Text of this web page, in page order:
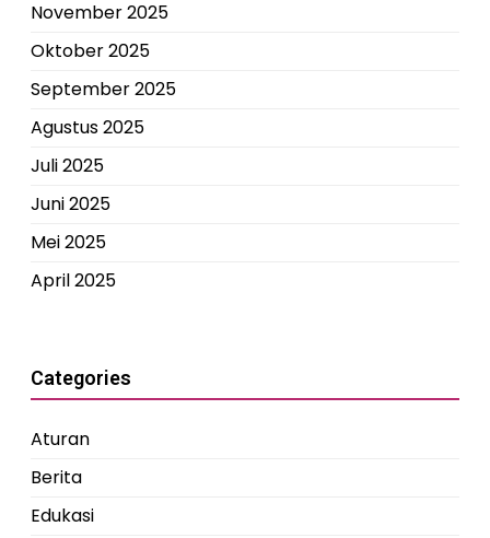
November 2025
Oktober 2025
September 2025
Agustus 2025
Juli 2025
Juni 2025
Mei 2025
April 2025
Categories
Aturan
Berita
Edukasi